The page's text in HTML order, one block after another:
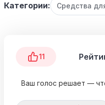
Категории: Средства
11
Ваш голос решает —